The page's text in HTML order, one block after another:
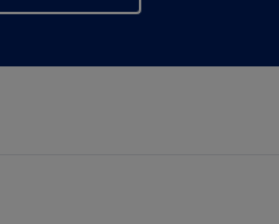
Bekijk kaart